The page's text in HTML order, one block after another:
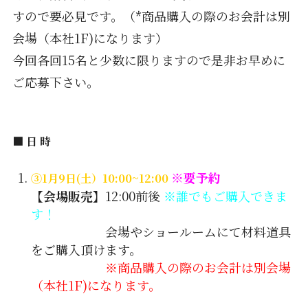
すので要必見です。（*商品購入の際のお会計は別
会場（本社1F)になります）
今回各回15名と少数に限りますので是非お早めに
ご応募下さい。
■ 日 時
③1月9日(土）10:00~12:00 ※要予約
【会場販売】 12:00前後 ※誰でもご購入できま
す！
会場やショールームにて材料道具
をご購入頂けます。
※商品購入の際のお会計は別会場
（本社1F)になります。